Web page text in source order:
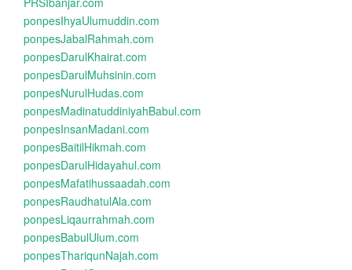
ponpesIhyaUlumuddin.com
ponpesJabalRahmah.com
ponpesDarulKhairat.com
ponpesDarulMuhsinin.com
ponpesNurulHudas.com
ponpesMadinatuddiniyahBabul.com
ponpesInsanMadani.com
ponpesBaitilHikmah.com
ponpesDarulHidayahul.com
ponpesMafatihussaadah.com
ponpesRaudhatulAla.com
ponpesLiqaurrahmah.com
ponpesBabulUlum.com
ponpesThariqunNajah.com